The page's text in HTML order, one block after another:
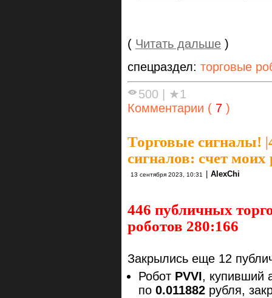
( Читать дальше )
спецраздел: торговые
500
★1
Комментарии ( 7 )
Торговые сигналы! |
сигналов: счет моих
13 сентября 2023, 10:31 AlexChi
446 публичных
роботов 280:166
Закрылись еще 12
Робот PVVI, купивший
по 0.011882 рубля,